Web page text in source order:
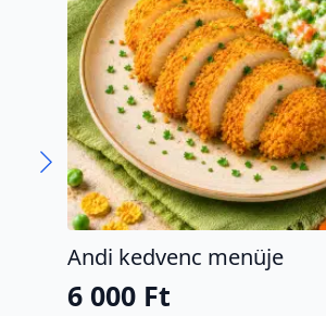
Andi kedvenc menüje
6 000 Ft